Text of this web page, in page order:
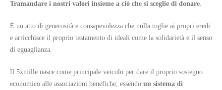
Tramandare i nostri valori insieme a ciò che si sceglie di donare.
È un atto di generosità e consapevolezza che nulla toglie ai propri eredi
e arricchisce il proprio testamento di ideali come la solidarietà e il senso
di eguaglianza.
Il 5xmille nasce come principale veicolo per dare il proprio sostegno
economico alle associazioni benefiche, essendo un sistema di